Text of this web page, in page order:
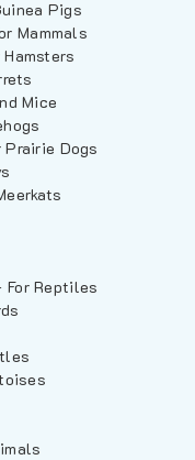
Pigs
Mammals
Mice
Dogs
For Reptiles